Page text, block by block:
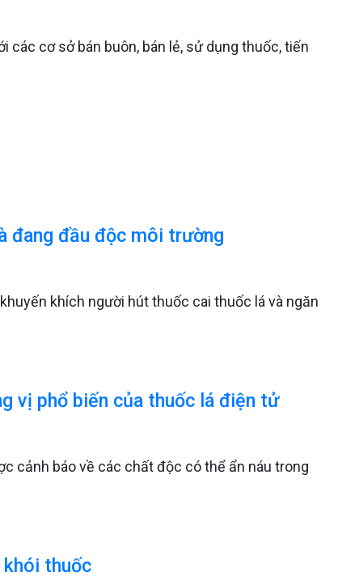
cơ sở bán buôn, bán lẻ, sử dụng thuốc, tiến
đang đầu độc môi trường
khích người hút thuốc cai thuốc lá và ngăn
vị phổ biến của thuốc lá điện tử
cảnh báo về các chất độc có thể ẩn náu trong
khói thuốc